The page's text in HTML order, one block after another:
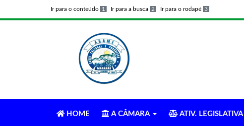
Ir para o conteúdo 1 Ir para a busca 2 Ir para o rodapé 3
HOME A CÂMARA ATIV. LEGISLATIVA